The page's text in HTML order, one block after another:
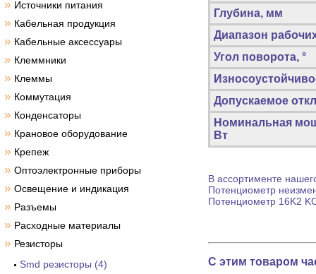
» Источники питания
» Кабельная продукция
» Кабельные аксессуары
» Клеммники
» Клеммы
» Коммутация
» Конденсаторы
» Крановое оборудование
» Крепеж
» Оптоэлектронные приборы
» Освещение и индикация
» Разъемы
» Расходные материалы
» Резисторы
Smd резисторы (4)
Глубина, мм
Диапазон
Угол поворота, °
Допускаемое
Номинальная
Вт
В ассортименте
Потенциометр
Потенциометр 16K2
С этим товаром